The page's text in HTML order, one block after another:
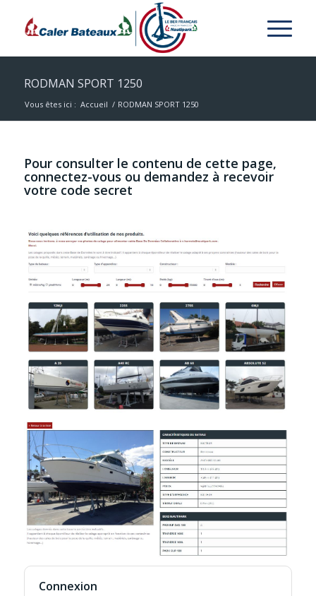
RODMAN SPORT 1250
Vous êtes ici : Accueil / RODMAN SPORT 1250
Pour consulter le contenu de cette page,
connectez-vous ou demandez à recevoir
votre code secret
Connexion